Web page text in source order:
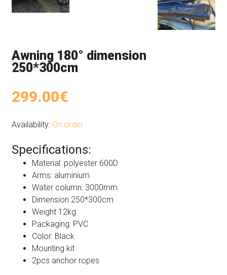
Awning 180° dimension
250*300cm
299.00€
Availability: On order
Specifications:
Material: polyester 600D
Arms: aluminium
Water column: 3000mm
Dimension 250*300cm
Weight 12kg
Packaging: PVC
Color: Black
Mounting kit
2pcs anchor ropes